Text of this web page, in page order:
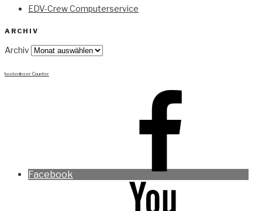
EDV-Crew Computerservice
ARCHIV
Archiv
kostenloser Counter
Facebook